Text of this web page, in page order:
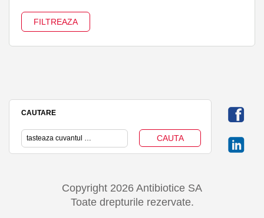
CAUTARE
Copyright 2026 Antibiotice SA
Toate drepturile rezervate.